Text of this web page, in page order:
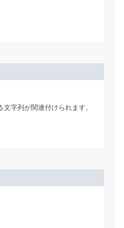
字列が関連付けられます。